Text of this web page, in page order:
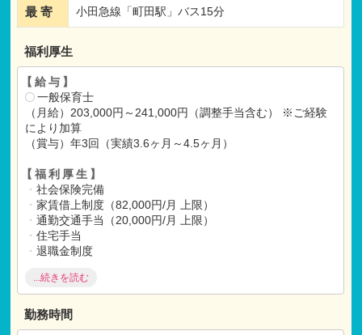
最 寄 小田急線「町田駅」バス15分
福利厚生
【給与】
一般保育士
（月給）203,000円～241,000円（調整手当含む） ※ご経験
により加算
（賞与）年3回（実績3.6ヶ月～4.5ヶ月）
【福利厚生】
・ 社会保険完備
・ 家賃借上制度（82,000円/月 上限）
・ 通勤交通手当（20,000円/月 上限）
・ 住宅手当
・ 退職金制度
・職員食（380円/食）
【手当】
・処遇改善手当（処遇改善・特別賞与の前年実績10万円以
...続きを読む
勤務時間